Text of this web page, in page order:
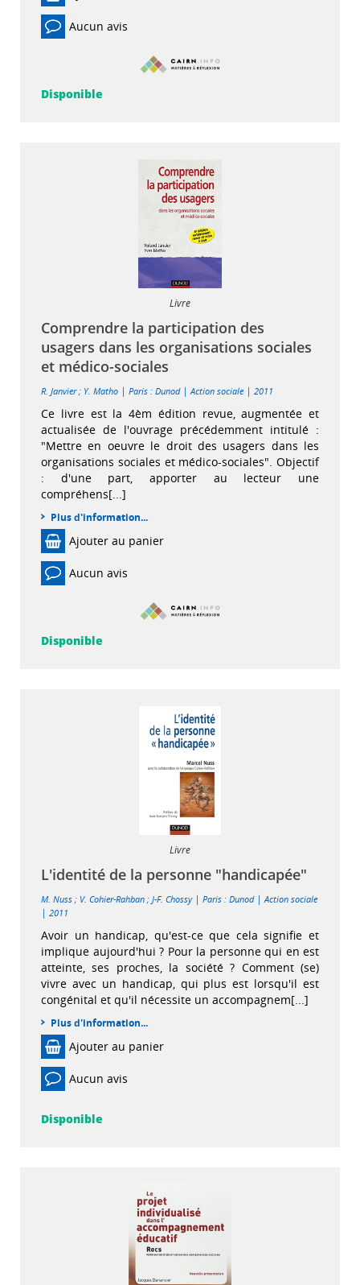
Aucun avis
Disponible
Livre
Comprendre la participation des
usagers dans les organisations sociales
et médico-sociales
R. Janvier; Y. Matho | Paris : Dunod|Action sociale | 2011
Ce livre est la 4èm édition revue, augmentée et
actualisée de l'ouvrage précédemment intitulé :
"Mettre en oeuvre le droit des usagers dans les
organisations sociales et médico-sociales". Objectif
: d'une part, apporter au lecteur une
compréhens[...]
Plus d'information...
Ajouter au panier
Aucun avis
Disponible
Livre
L'identité de la personne "handicapée"
M. Nuss ; V. Cohier-Rahban ; J-F. Chossy | Paris : Dunod|Action sociale
| 2011
Avoir un handicap, qu'est-ce que cela signifie et
implique aujourd'hui ? Pour la personne qui en est
atteinte, ses proches, la société ? Comment (se)
vivre avec un handicap, qui plus est lorsqu'il est
congénital et qu'il nécessite un accompagnem[...]
Plus d'information...
Ajouter au panier
Aucun avis
Disponible